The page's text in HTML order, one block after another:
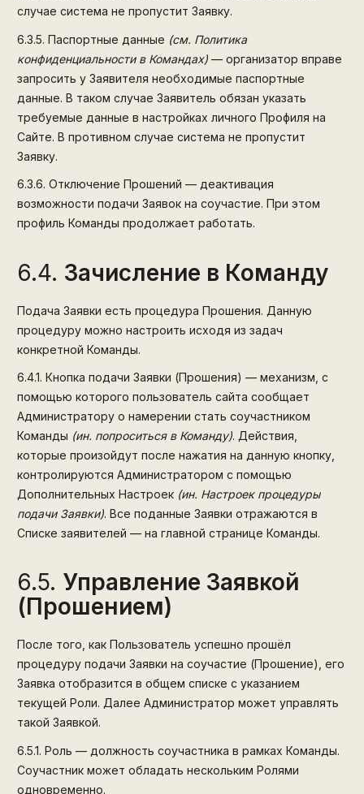
случае система не пропустит Заявку.
6.3.5. Паспортные данные (см. Политика
конфиденциальности в Командах) — организатор вправе
запросить у Заявителя необходимые паспортные
данные. В таком случае Заявитель обязан указать
требуемые данные в настройках личного Профиля на
Сайте. В противном случае система не пропустит
Заявку.
6.3.6. Отключение Прошений — деактивация
возможности подачи Заявок на соучастие. При этом
профиль Команды продолжает работать.
6.4. Зачисление в Команду
Подача Заявки есть процедура Прошения. Данную
процедуру можно настроить исходя из задач
конкретной Команды.
6.4.1. Кнопка подачи Заявки (Прошения) — механизм, с
помощью которого пользователь сайта сообщает
Администратору о намерении стать соучастником
Команды (ин. попроситься в Команду). Действия,
которые произойдут после нажатия на данную кнопку,
контролируются Администратором с помощью
Дополнительных Настроек (ин. Настроек процедуры
подачи Заявки). Все поданные Заявки отражаются в
Списке заявителей — на главной странице Команды.
6.5. Управление Заявкой
(Прошением)
После того, как Пользователь успешно прошёл
процедуру подачи Заявки на соучастие (Прошение), его
Заявка отобразится в общем списке с указанием
текущей Роли. Далее Администратор может управлять
такой Заявкой.
6.5.1. Роль — должность соучастника в рамках Команды.
Соучастник может обладать нескольким Ролями
одновременно.